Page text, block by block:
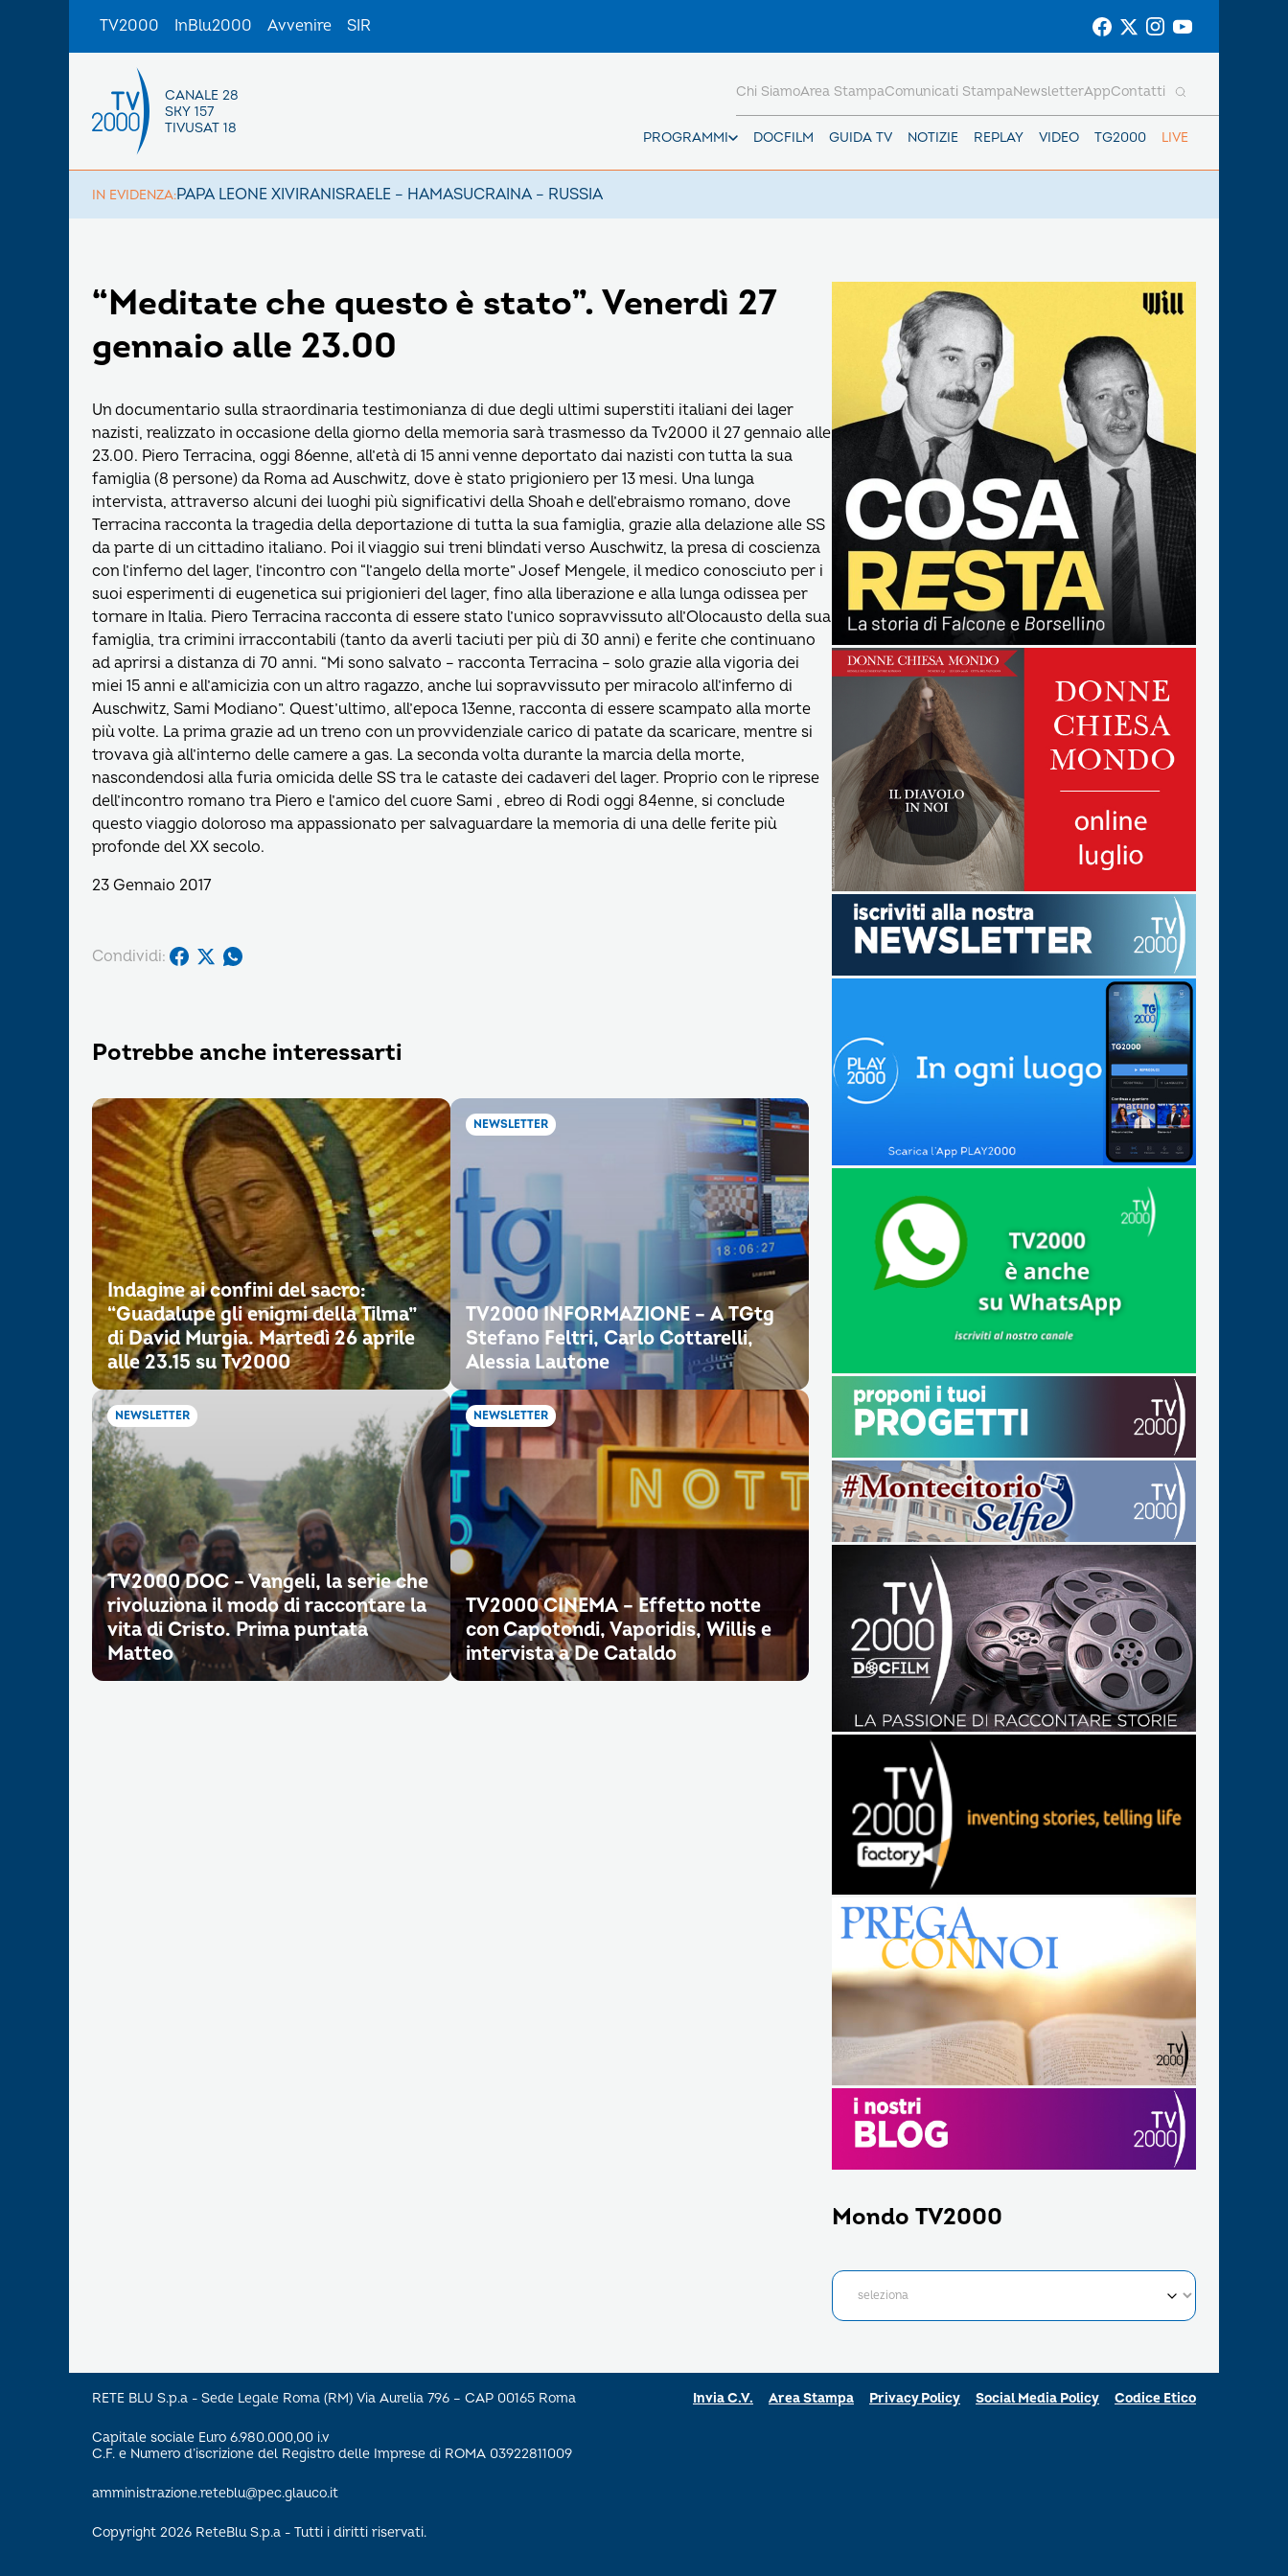
TV2000 InBlu2000 Avvenire SIR
CANALE 28
SKY 157
TIVUSAT 18
PROGRAMMI DOCFILM GUIDA TV NOTIZIE REPLAY VIDEO TG2000 LIVE
Chi SiamoArea StampaComunicati StampaNewsletterAppContatti
IN EVIDENZA:PAPA LEONE XIVIRANISRAELE – HAMASUCRAINA – RUSSIA
“Meditate che questo è stato”. Venerdì 27
gennaio alle 23.00
Un documentario sulla straordinaria testimonianza di due degli ultimi superstiti italiani dei lager
nazisti, realizzato in occasione della giorno della memoria sarà trasmesso da Tv2000 il 27 gennaio alle
23.00. Piero Terracina, oggi 86enne, all’età di 15 anni venne deportato dai nazisti con tutta la sua
famiglia (8 persone) da Roma ad Auschwitz, dove è stato prigioniero per 13 mesi. Una lunga
intervista, attraverso alcuni dei luoghi più significativi della Shoah e dell’ebraismo romano, dove
Terracina racconta la tragedia della deportazione di tutta la sua famiglia, grazie alla delazione alle SS
da parte di un cittadino italiano. Poi il viaggio sui treni blindati verso Auschwitz, la presa di coscienza
con l’inferno del lager, l’incontro con “l’angelo della morte” Josef Mengele, il medico conosciuto per i
suoi esperimenti di eugenetica sui prigionieri del lager, fino alla liberazione e alla lunga odissea per
tornare in Italia. Piero Terracina racconta di essere stato l’unico sopravvissuto all’Olocausto della sua
famiglia, tra crimini irraccontabili (tanto da averli taciuti per più di 30 anni) e ferite che continuano
ad aprirsi a distanza di 70 anni. “Mi sono salvato – racconta Terracina – solo grazie alla vigoria dei
miei 15 anni e all’amicizia con un altro ragazzo, anche lui sopravvissuto per miracolo all’inferno di
Auschwitz, Sami Modiano”. Quest’ultimo, all’epoca 13enne, racconta di essere scampato alla morte
più volte. La prima grazie ad un treno con un provvidenziale carico di patate da scaricare, mentre si
trovava già all’interno delle camere a gas. La seconda volta durante la marcia della morte,
nascondendosi alla furia omicida delle SS tra le cataste dei cadaveri del lager. Proprio con le riprese
dell’incontro romano tra Piero e l’amico del cuore Sami , ebreo di Rodi oggi 84enne, si conclude
questo viaggio doloroso ma appassionato per salvaguardare la memoria di una delle ferite più
profonde del XX secolo.
23 Gennaio 2017
Condividi:
Potrebbe anche interessarti
Indagine ai confini del sacro:
“Guadalupe gli enigmi della Tilma”
di David Murgia. Martedì 26 aprile
alle 23.15 su Tv2000
NEWSLETTER
TV2000 INFORMAZIONE – A TGtg
Stefano Feltri, Carlo Cottarelli,
Alessia Lautone
NEWSLETTER
TV2000 DOC – Vangeli, la serie che
rivoluziona il modo di raccontare la
vita di Cristo. Prima puntata
Matteo
NEWSLETTER
TV2000 CINEMA – Effetto notte
con Capotondi, Vaporidis, Willis e
intervista a De Cataldo
Mondo TV2000
RETE BLU S.p.a - Sede Legale Roma (RM) Via Aurelia 796 – CAP 00165 Roma
Capitale sociale Euro 6.980.000,00 i.v
C.F. e Numero d’iscrizione del Registro delle Imprese di ROMA 03922811009
amministrazione.reteblu@pec.glauco.it
Copyright 2026 ReteBlu S.p.a - Tutti i diritti riservati.
Invia C.V. Area Stampa Privacy Policy Social Media Policy Codice Etico